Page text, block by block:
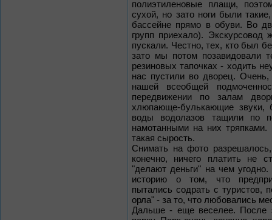
полиэтиленовые плащи,
сухой, но зато ноги были
бассейне прямо в обуви. Во
групп приехало).
пускали. Честно, тех, кто был
зато мы потом позавидовали
резиновых тапочках - ходить
нас пустили во дворец.
нашей всеобщей
передвижении по залам
хлюпающе-булькающие звуки,
воды водолазов тащили по
намотанными на них
такая сырость.
Снимать на фото
конечно, ничего платить не
"делают деньги" на чем
историю о том, что
пытались содрать с туристов,
орла" - за то, что любовались
Дальше - еще веселее. После